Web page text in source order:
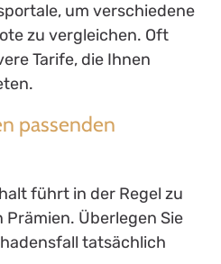
um verschiedene
zu vergleichen. Oft
Tarife, die Ihnen
passenden
führt in der Regel zu
Überlegen Sie
tatsächlich